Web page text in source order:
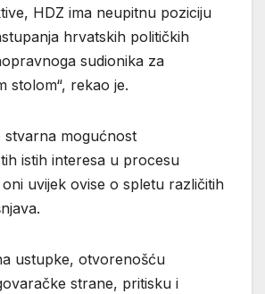
HDZ ima neupitnu poziciju
hrvatskih političkih
sudionika za
stolom“, rekao je.
stvarna mogućnost
istih interesa u procesu
uvijek ovise o spletu različitih
ustupke, otvorenošću
strane, pritisku i